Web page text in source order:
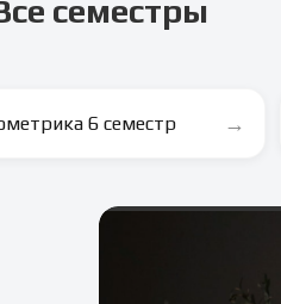
семестры
6 семестр →